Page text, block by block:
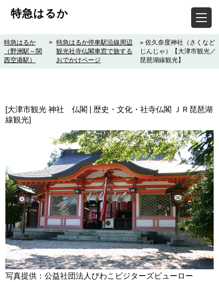
特急はるか
特急はるか
（野洲駅～関
西空港駅）
» 特急はるか停車駅沿線周辺
観光社寺仏閣車窓で旅する
おでかけページ
» 佐久奈度神社（さくなど
じんじゃ）【大津市観光／
琵琶湖線観光】
[大津市観光 神社 仏閣 | 歴史・文化・社寺仏閣 ＪＲ琵琶湖
線観光]
写真提供：公益社団法人びわこビジターズビューロー